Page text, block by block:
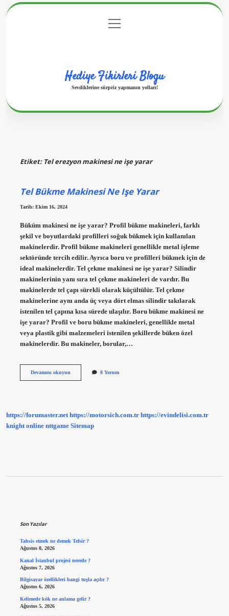
Gizlilik Politikası
menüyü
aç
Hediye Fikirleri Blogu
Sevdiklerine sürpriz yapmanın yolları!
Etiket: Tel erezyon makinesi ne işe yarar
Tel Bükme Makinesi Ne Işe Yarar
Tarih: Ekim 16, 2024
Büküm makinesi ne işe yarar? Profil bükme makineleri, farklı
şekil ve boyutlardaki profilleri soğuk bükmek için kullanılan
makinelerdir. Profil bükme makineleri genellikle metal işleme
sektöründe tercih edilir. Ayrıca boru ve profilleri bükmek için de
ideal makinelerdir. Tel çekme makinesi ne işe yarar? Silindir
makinelerinin yanı sıra tel çekme makineleri de vardır. Bu
makinelerde tel çapı sürekli olarak küçültülür. Tel çekme
makinelerine aynı anda üç veya dört elmas silindir takılarak
istenilen tel çapına kısa sürede ulaşılır. Boru bükme makinesi ne
işe yarar? Profil ve boru bükme makineleri, genellikle metal
veya plastik gibi malzemeleri istenilen şekillerde büken özel
makinelerdir. Bu makineler, borular,…
Devamını okuyunTel
8 Yorum
https://forumaster.net https://motorsich.com.tr https://evindelisi.com.tr
knight online nttgame Sitemap
Son Yazılar
Tahsis etmek ne demek Tefsir ?
Ağustos 8, 2026
Kanal İstanbul projesi nerede ?
Ağustos 7, 2026
Bilgisayar özellikleri hangi tuşla açılır ?
Ağustos 6, 2026
Kelimede kök ne anlama gelir ?
Ağustos 5, 2026